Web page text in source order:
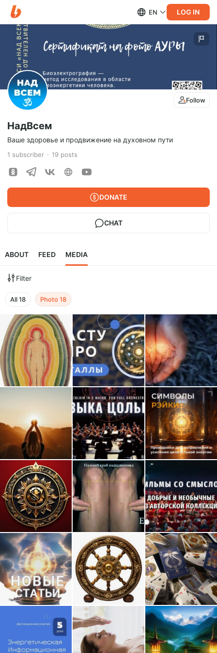
EN LOG IN
Follow
НадВсем
Ваше здоровье и продвижение на духовном пути
1 subscriber 19 posts
DONATE
CHAT
ABOUT FEED MEDIA
Filter
All18 Photo18